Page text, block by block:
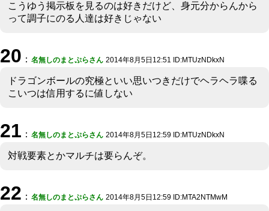
こうゆう掲示板を見るのは好きだけど、身元分からんから
って調子にのる人達は好きじゃない
20 ： 名無しのまとぷらさん 2014年8月5日12:51 ID:MTUzNDkxN
ドラゴンボールの究極といい思いつきだけでヘラヘラ喋る
こいつは信用するに値しない
21 ： 名無しのまとぷらさん 2014年8月5日12:59 ID:MTUzNDkxN
対戦要素とかマルチは要らんぞ。
22 ： 名無しのまとぷらさん 2014年8月5日12:59 ID:MTA2NTMwM